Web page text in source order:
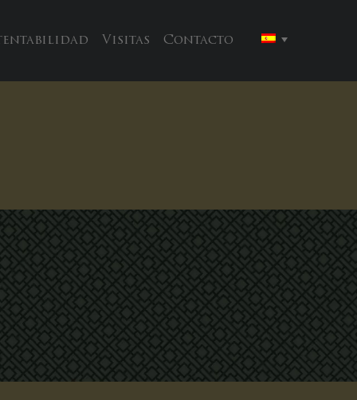
Visitas Contacto